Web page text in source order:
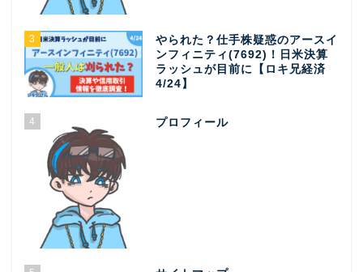
3
やられた？仕手株疑惑のアースイ
ンフィニティ(7692)！日米決算
ラッシュが目前に【ロキ兄経済
4/24】
4 プロフィール